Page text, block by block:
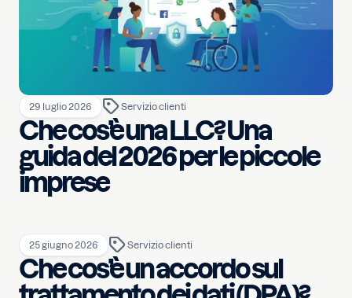
29 luglio 2026 Servizio clienti
Che cos’è una LLC? Una
guida del 2026 per le piccole
imprese
25 giugno 2026 Servizio clienti
Che cos’è un accordo sul